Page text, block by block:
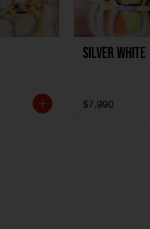
SILVER WHITE
$7.990